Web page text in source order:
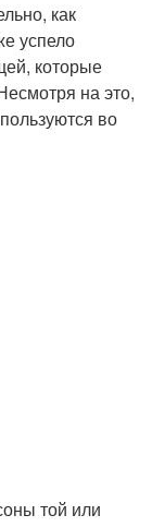
как
успело
которые
на это,
во
той или